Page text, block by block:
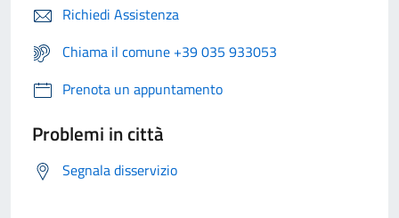
Richiedi Assistenza
Chiama il comune +39 035 933053
Prenota un appuntamento
Problemi in città
Segnala disservizio